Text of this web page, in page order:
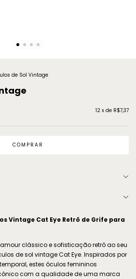
de Sol Vintage
12 x de R$7,37
Vintage Cat Eye Retrô de Grife para
clássico e sofisticação retrô ao seu
de sol vintage Cat Eye. Inspirados por
estes óculos femininos
com a qualidade de uma marca